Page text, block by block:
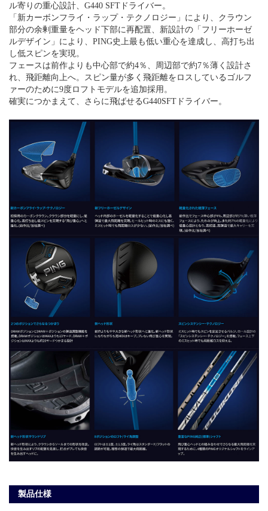
ル寄りの重心設計、G440 SFTドライバー。
「新カーボンフライ・ラップ・テクノロジー」により、クラウン
部分の余剰重量をヘッド下部に再配置、新設計の「フリーホーゼ
ルデザイン」により、PING史上最も低い重心を達成し、高打ち出
し低スピンを実現。
フェースは前作よりも中心部で約4％、周辺部で約7％薄く設計さ
れ、飛距離向上へ。スピン量が多く飛距離をロスしているゴルフ
ァーのために9度ロフトモデルを追加採用。
確実につかまえて、さらに飛ばせるG440SFTドライバー。
製品仕様